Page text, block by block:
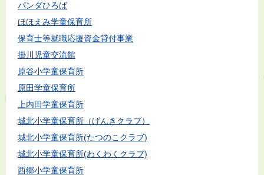
パンダひろば
ほほえみ学童保育所
保育士等就職応援資金貸付事業
掛川児童交流館
原谷小学童保育所
原田学童保育所
上内田学童保育所
城北小学童保育所（げんきクラブ）
城北小学童保育所(たつのこクラブ)
城北小学童保育所(わくわくクラブ)
西郷小学童保育所